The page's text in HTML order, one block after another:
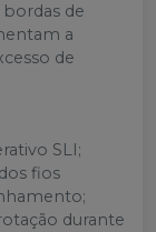
de
a
de
SLI;
fios
durante